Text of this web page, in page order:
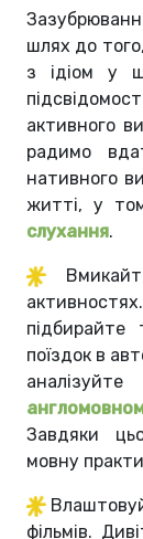
шлях до
з ідіом у
активного
радимо
нативного
житті, у
слухання.
підбирайте
поїздок в
Завдяки
мовну
фільмів.